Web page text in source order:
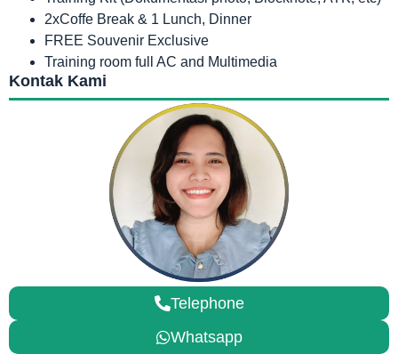
2xCoffe Break & 1 Lunch, Dinner
FREE Souvenir Exclusive
Training room full AC and Multimedia
Kontak Kami
Telephone
Whatsapp